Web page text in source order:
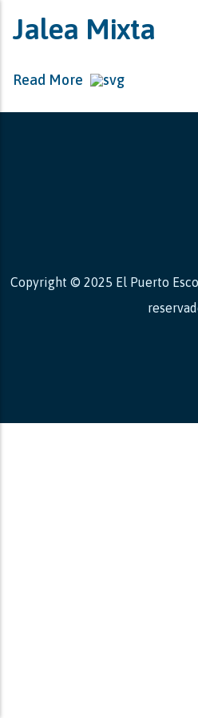
Jalea Mixta
Read More
Copyright © 2025 El Puerto